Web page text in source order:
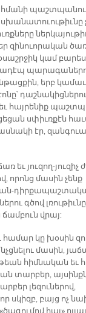
զի­նուո­րա­կան
կամ
երբ
եւ հայ­րե­նիք
սփիւռ­քէն
էր,
եւ յու­զող-յու­զիչ
ո­րոնց մա­սին չենք
գծով լռու­թիւ­նը
վրայ:
հա­մար կը խօ­սին
մա­սին,
հիմ­նա­կան եւ
տար­բեր,
լե­զու­նե­րով,
սկիզբ, բայց ոչ